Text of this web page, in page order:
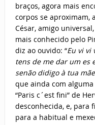
braços, agora mais
corpos se aproximam,
César, amigo
mais conhecido pelo
diz ao ouvido: “Eu vi vi
tens de me dar um es
senão didigo à tua mãe
que ainda com
“Paris c´est fini” de
desconhecida, e, para
para a habitual e